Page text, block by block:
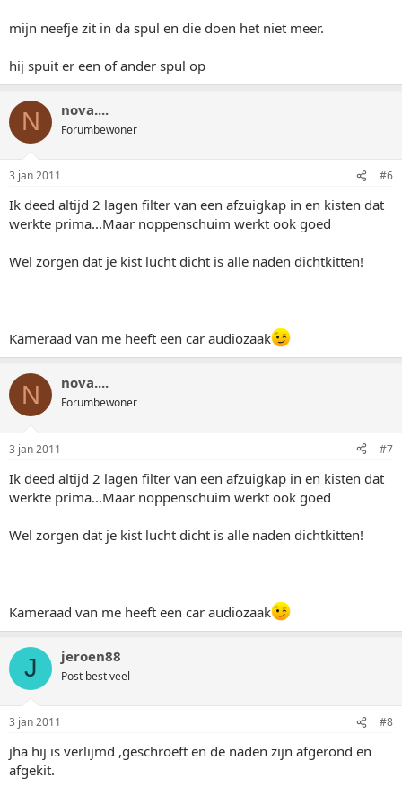
mijn neefje zit in da spul en die doen het niet meer.
hij spuit er een of ander spul op
N nova....
Forumbewoner
3 jan 2011 #6
Ik deed altijd 2 lagen filter van een afzuigkap in en kisten dat
werkte prima...Maar noppenschuim werkt ook goed
Wel zorgen dat je kist lucht dicht is alle naden dichtkitten!
Kameraad van me heeft een car audiozaak
N nova....
Forumbewoner
3 jan 2011 #7
Ik deed altijd 2 lagen filter van een afzuigkap in en kisten dat
werkte prima...Maar noppenschuim werkt ook goed
Wel zorgen dat je kist lucht dicht is alle naden dichtkitten!
Kameraad van me heeft een car audiozaak
J jeroen88
Post best veel
3 jan 2011 #8
jha hij is verlijmd ,geschroeft en de naden zijn afgerond en
afgekit.